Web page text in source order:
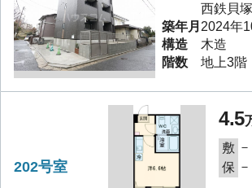
西鉄貝
築年月 2024年
構造
木造
階数
地上3階
202号室
4.5
敷 －
保 －